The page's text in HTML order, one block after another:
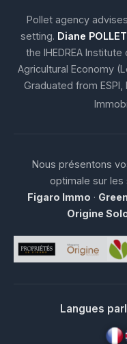
Pollet agency
setting. Diane POLLET
the IHEDREA
Agricultural Economy
Graduated from
Nous présentons
optimale sur les
Figaro Immo ·
Origine
Langues